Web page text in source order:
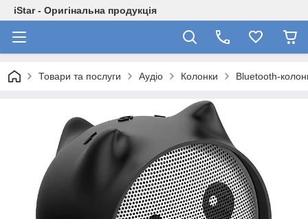
iStar - Оригінальна продукція
Товари та послуги Аудіо Колонки Bluetooth-